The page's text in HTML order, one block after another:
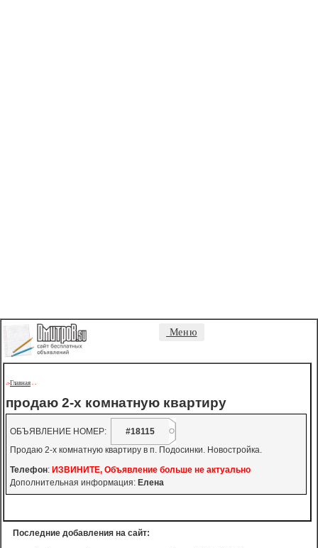
Меню
->Главная - -
продаю 2-х комнатную квартиру
ОБЪЯВЛЕНИЕ НОМЕР:
#18115
Продаю 2-х комнатную квартиру в п. Подосинки. Новостройка.
Телефон: ИЗВИНИТЕ, Объявление больше не актуально
Дополнительная информация: Елена
Последние добавления на сайт: